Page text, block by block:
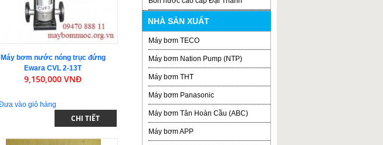
Máy bơm nước nóng trục đứng
Ewara CVL 2-13T
9,150,000 VNĐ
CHI TIẾT
NHÀ SẢN XUẤT
Máy bơm TECO
Máy bơm Nation Pump (NTP)
Máy bơm THT
Máy bơm Panasonic
Máy bơm Tân Hoàn Cầu (ABC)
Máy bơm APP